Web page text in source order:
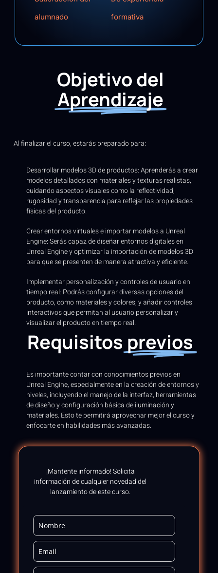
alumnado
formativa
Objetivo del
Aprendizaje
Al finalizar el curso, estarás preparado para:
Desarrollar modelos 3D de productos: Aprenderás a crear
modelos detallados con materiales y texturas realistas,
cuidando aspectos visuales como la reflectividad,
rugosidad y transparencia para reflejar las propiedades
físicas del producto.
Crear entornos virtuales e importar modelos a Unreal
Engine: Serás capaz de diseñar entornos digitales en
Unreal Engine y optimizar la importación de modelos 3D
para que se presenten de manera atractiva y eficiente.
Implementar personalización y controles de usuario en
tiempo real: Podrás configurar diversas opciones del
producto, como materiales y colores, y añadir controles
interactivos que permitan al usuario personalizar y
visualizar el producto en tiempo real.
Requisitos previos
Es importante contar con conocimientos previos en
Unreal Engine, especialmente en la creación de entornos y
niveles, incluyendo el manejo de la interfaz, herramientas
de diseño y configuración básica de iluminación y
materiales. Esto te permitirá aprovechar mejor el curso y
enfocarte en habilidades más avanzadas.
¡Mantente informado! Solicita
información de cualquier novedad del
lanzamiento de este curso.